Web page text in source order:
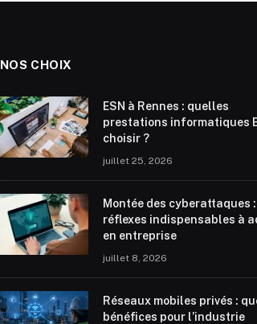
NOS CHOIX
ESN à Rennes : quelles
prestations informatiques
choisir ?
juillet 25, 2026
Montée des cyberattaques
réflexes indispensables à
en entreprise
juillet 8, 2026
Réseaux mobiles privés :
bénéfices pour l’industrie